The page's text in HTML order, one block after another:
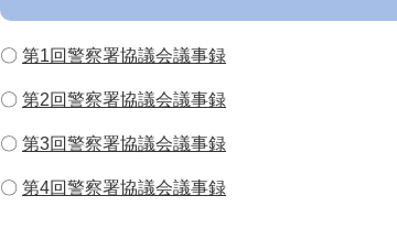
〇 第1回警察署協議会議事録
〇 第2回警察署協議会議事録
〇 第3回警察署協議会議事録
〇 第4回警察署協議会議事録